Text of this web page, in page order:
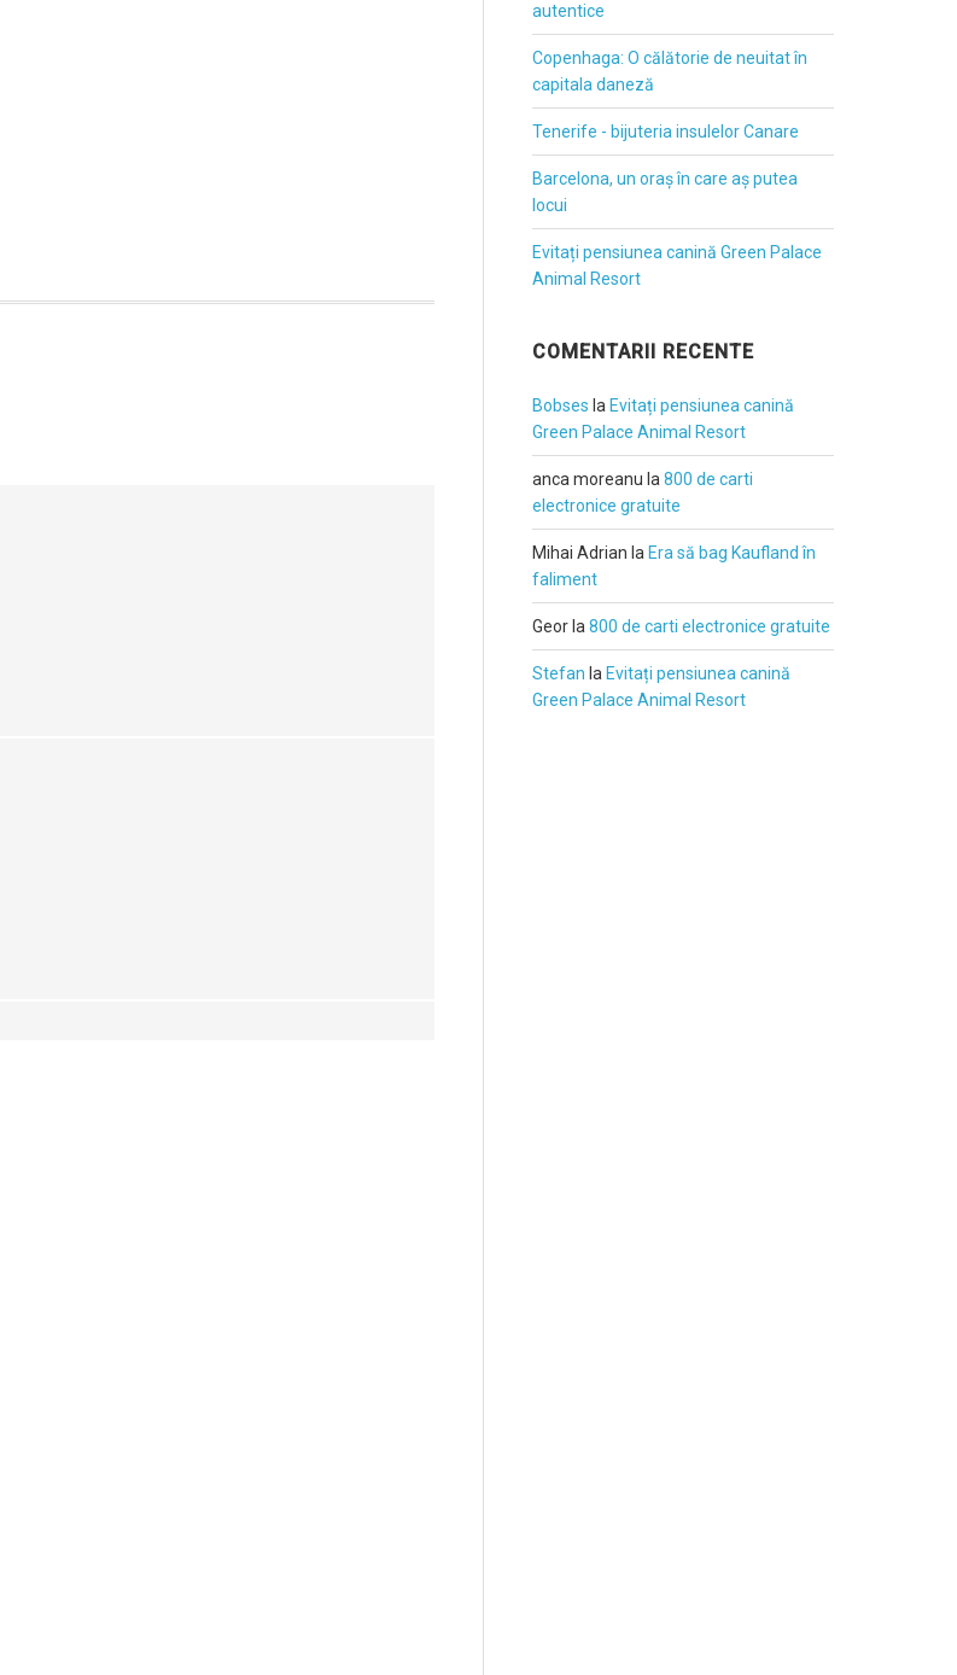
autentice
Copenhaga: O călătorie de neuitat în
capitala daneză
Tenerife - bijuteria insulelor Canare
Barcelona, un oraș în care aș putea
locui
Evitați pensiunea canină Green Palace
Animal Resort
COMENTARII RECENTE
Bobses la Evitați pensiunea canină
Green Palace Animal Resort
anca moreanu la 800 de carti
electronice gratuite
Mihai Adrian la Era să bag Kaufland în
faliment
Geor la 800 de carti electronice gratuite
Stefan la Evitați pensiunea canină
Green Palace Animal Resort